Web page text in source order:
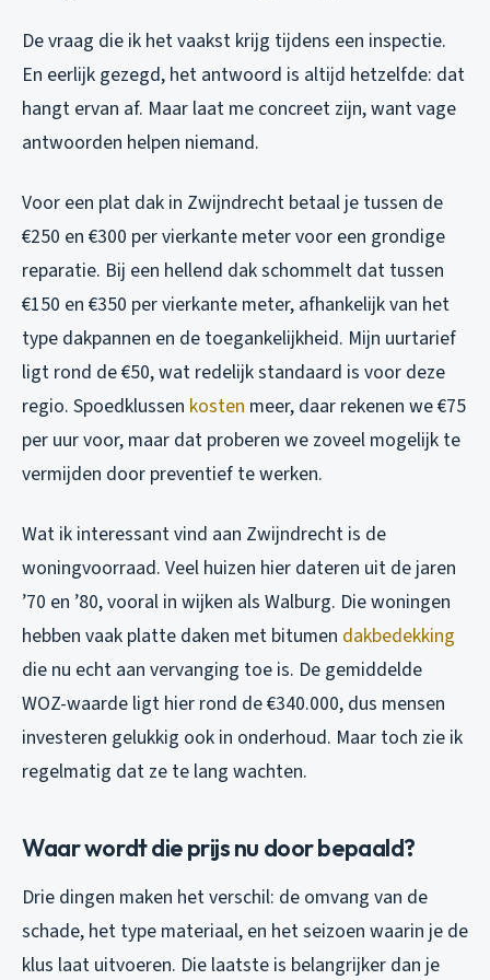
De vraag die ik het vaakst krijg tijdens een inspectie.
En eerlijk gezegd, het antwoord is altijd hetzelfde: dat
hangt ervan af. Maar laat me concreet zijn, want vage
antwoorden helpen niemand.
Voor een plat dak in Zwijndrecht betaal je tussen de
€250 en €300 per vierkante meter voor een grondige
reparatie. Bij een hellend dak schommelt dat tussen
€150 en €350 per vierkante meter, afhankelijk van het
type dakpannen en de toegankelijkheid. Mijn uurtarief
ligt rond de €50, wat redelijk standaard is voor deze
regio. Spoedklussen kosten meer, daar rekenen we €75
per uur voor, maar dat proberen we zoveel mogelijk te
vermijden door preventief te werken.
Wat ik interessant vind aan Zwijndrecht is de
woningvoorraad. Veel huizen hier dateren uit de jaren
’70 en ’80, vooral in wijken als Walburg. Die woningen
hebben vaak platte daken met bitumen dakbedekking
die nu echt aan vervanging toe is. De gemiddelde
WOZ-waarde ligt hier rond de €340.000, dus mensen
investeren gelukkig ook in onderhoud. Maar toch zie ik
regelmatig dat ze te lang wachten.
Waar wordt die prijs nu door bepaald?
Drie dingen maken het verschil: de omvang van de
schade, het type materiaal, en het seizoen waarin je de
klus laat uitvoeren. Die laatste is belangrijker dan je